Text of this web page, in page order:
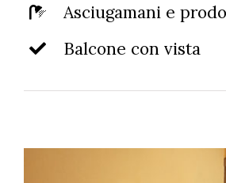
Asciugamani e
Balcone con vista